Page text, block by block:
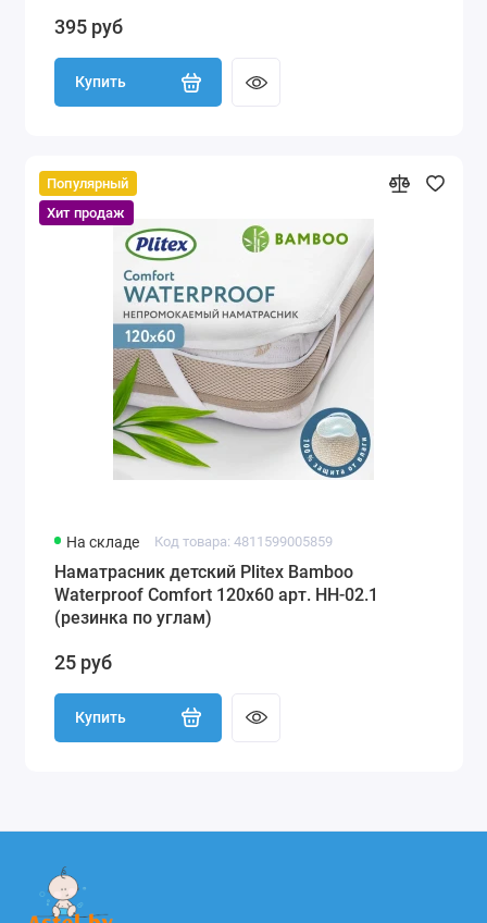
395 руб
Купить
Популярный
Хит продаж
На складе Код товара: 4811599005859
Наматрасник детский Plitex Bamboo
Waterproof Comfort 120х60 арт. НН-02.1
(резинка по углам)
25 руб
Купить